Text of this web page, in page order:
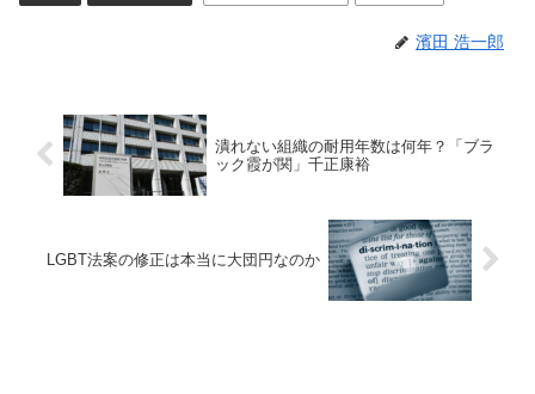
濱田 浩一郎
潰れない組織の耐用年数は何年？「ブラ
ック霞が関」千正康裕
LGBT法案の修正は本当に大団円なのか